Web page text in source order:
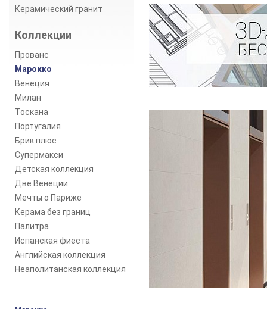
Керамический гранит
Коллекции
Прованс
Марокко
Венеция
Милан
Тоскана
Португалия
Брик плюс
Супермакси
Детская коллекция
Две Венеции
Мечты о Париже
Керама без границ
Палитра
Испанская фиеста
Английская коллекция
Неаполитанская коллекция